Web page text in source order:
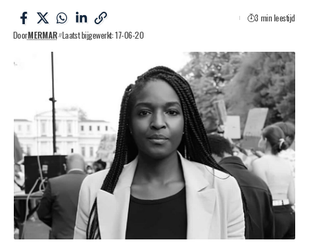
DoorMERMAR Laatst bijgewerkt: 17-06-20
3 min leestijd